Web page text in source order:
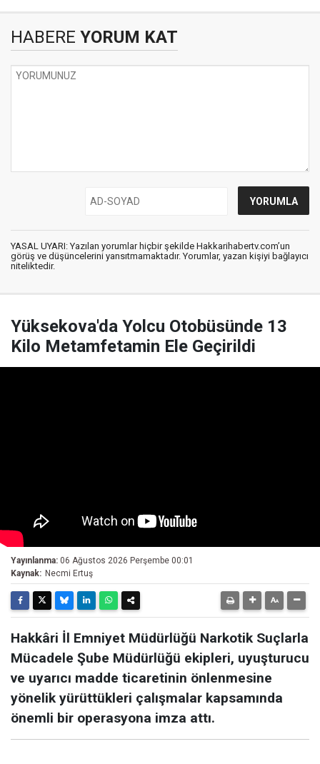
HABERE YORUM KAT
YASAL UYARI: Yazılan yorumlar hiçbir şekilde Hakkarihabertv.com’un
görüş ve düşüncelerini yansıtmamaktadır. Yorumlar, yazan kişiyi bağlayıcı
niteliktedir.
Yüksekova'da Yolcu Otobüsünde 13
Kilo Metamfetamin Ele Geçirildi
Yayınlanma: 06 Ağustos 2026 Perşembe 00:01
Kaynak: Necmi Ertuş
Hakkâri İl Emniyet Müdürlüğü Narkotik Suçlarla
Mücadele Şube Müdürlüğü ekipleri, uyuşturucu
ve uyarıcı madde ticaretinin önlenmesine
yönelik yürüttükleri çalışmalar kapsamında
önemli bir operasyona imza attı.